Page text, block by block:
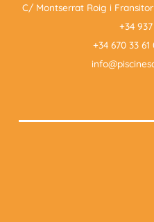
C/ Montserrat Roig i
+34
+34 670 33